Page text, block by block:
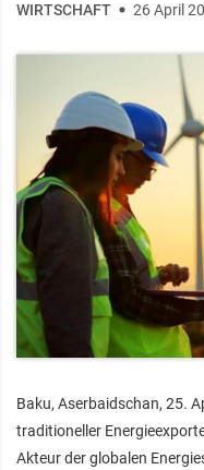
WIRTSCHAFT 26 April
Baku, Aserbaidschan, 25.
traditioneller
Akteur der globalen